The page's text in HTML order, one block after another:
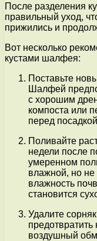
После разделения
правильный уход,
прижились и
Вот несколько
кустами шалфея:
Поставьте
Шалфей
с хорошим
компоста или
перед
Поливайте
недели после
умеренном
влажной, но
влажность
становится
Удалите
воздушный